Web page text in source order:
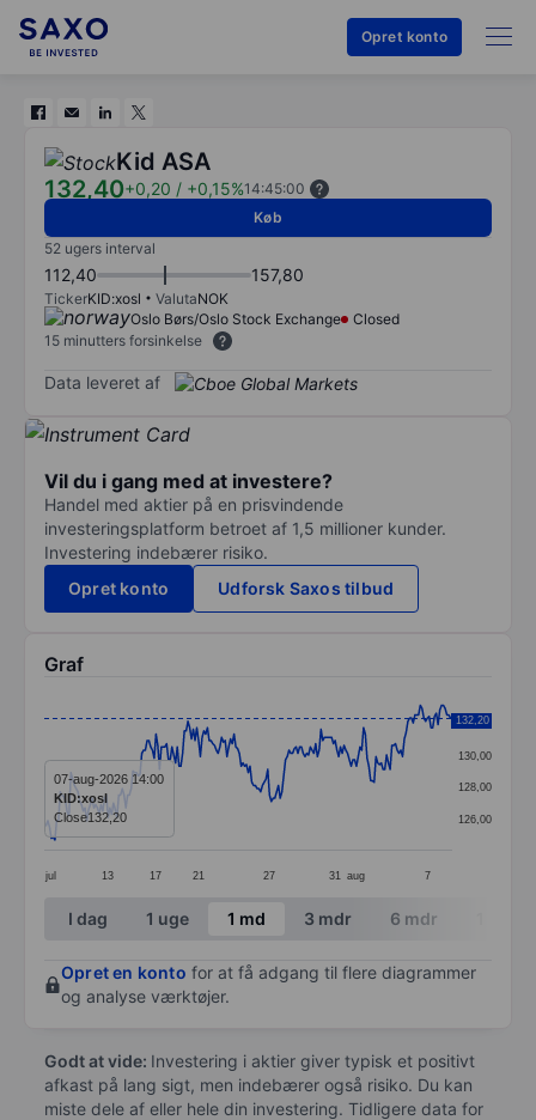
Opret konto
Kid ASA
132,40+0,20 / +0,15%14:45:00
Køb
52 ugers interval
112,40 157,80
TickerKID:xosl ValutaNOK
Oslo Børs/Oslo Stock Exchange
Closed
15 minutters forsinkelse
Data leveret af
Vil du i gang med at investere?
Handel med aktier på en prisvindende
investeringsplatform betroet af 1,5 millioner kunder.
Investering indebærer risiko.
Opret konto
Udforsk Saxos tilbud
Graf
Line chart with 231 data points.
The chart has 1 X axis displaying categories.
The chart has 1 Y axis displaying values. Data
jul 13 17 21 27 31 aug 7
126,00
128,00
130,00
132,00
132,20
07-aug-2026 14:00
KID:xosl
Close132,20
End of interactive chart.
I dag 1 uge 1 md 3 mdr 6 mdr
Opret en konto for at få adgang til flere diagrammer
og analyse værktøjer.
Godt at vide: Investering i aktier giver typisk et positivt
afkast på lang sigt, men indebærer også risiko. Du kan
miste dele af eller hele din investering. Tidligere data for